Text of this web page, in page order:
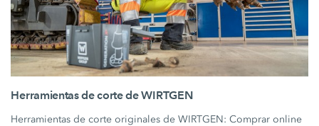
Herramientas de corte de WIRTGEN
Herramientas de corte originales de WIRTGEN: Comprar online